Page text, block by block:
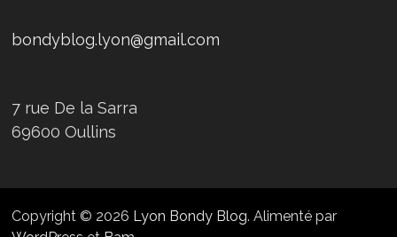
bondyblog.lyon@gmail.com
7 rue De la Sarra
69600 Oullins
Copyright © 2026 Lyon Bondy Blog. Alimenté par